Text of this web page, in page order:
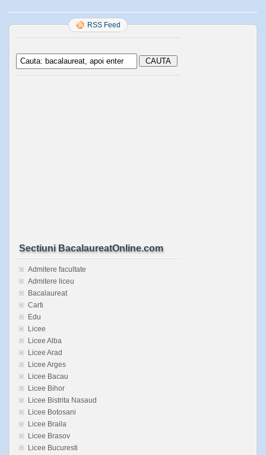
RSS Feed
Sectiuni BacalaureatOnline.com
Admitere facultate
Admitere liceu
Bacalaureat
Carti
Edu
Licee
Licee Alba
Licee Arad
Licee Arges
Licee Bacau
Licee Bihor
Licee Bistrita Nasaud
Licee Botosani
Licee Braila
Licee Brasov
Licee Bucuresti